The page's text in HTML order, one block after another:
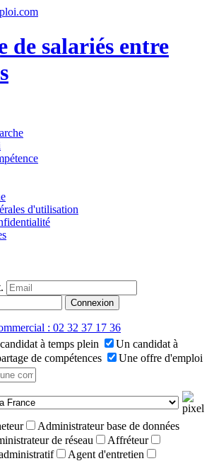
de salariés entre
d'utilisation
: 02 32 37 17 36
à temps plein
Un candidat à
de compétences Une offre d'emploi
Administrateur base de données
de réseau
Affréteur
Agent d'entretien